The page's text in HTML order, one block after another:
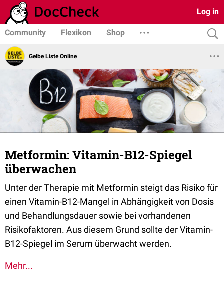
Log in
Community Flexikon Shop
Gelbe Liste Online
Metformin: Vitamin-B12-Spiegel
überwachen
Unter der Therapie mit Metformin steigt das Risiko für
einen Vitamin-B12-Mangel in Abhängigkeit von Dosis
und Behandlungsdauer sowie bei vorhandenen
Risikofaktoren. Aus diesem Grund sollte der Vitamin-
B12-Spiegel im Serum überwacht werden.
Mehr...